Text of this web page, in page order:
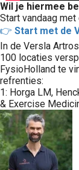
Wil je hiermee
Start vandaag
👉 Start met de
In de Versla
100 locaties
FysioHolland te
refrenties:
1: Horga LM,
& Exercise